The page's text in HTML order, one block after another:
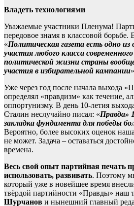
Владеть технологиями
Уважаемые участники Пленума!
передовое знамя в классовой
«Политическая газета есть одно из
участия любого класса
политической жизни страны
участия в избирательной кампании
Уже через год после начала выхода
определял «правдизм» как течение,
оппортунизму. В день 10-летия
Сталин неслучайно писал: «Правда»
закладка фундамента для победы
Вероятно, более высоких оценок
не может. Задача – оставаться
времена.
Весь свой опыт партийная печать
использовать, развивать. Поэтому
который уже в новейшее время
твёрдой партийности «Правды» наш
Шурчанов и нынешний главный